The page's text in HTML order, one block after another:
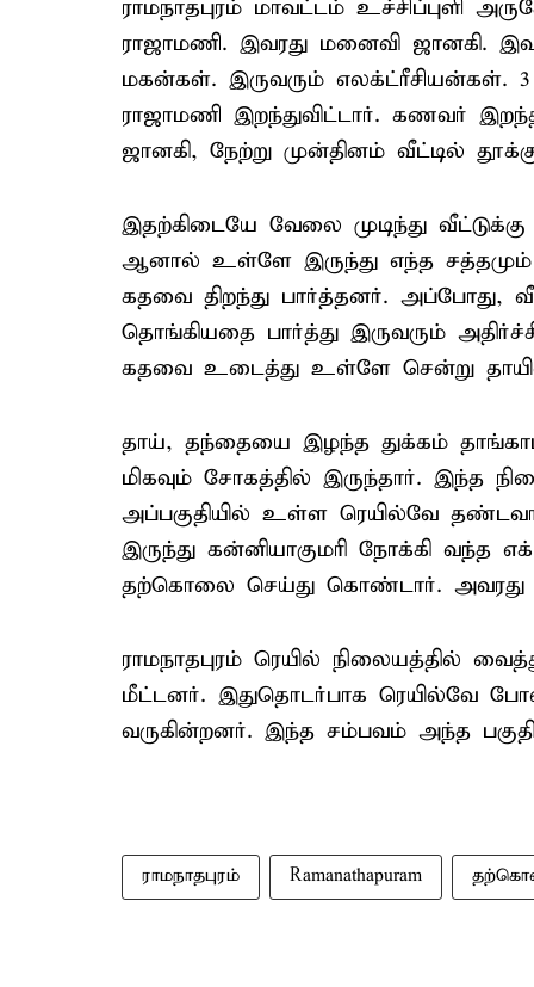
ராமநாதபுரம் மாவட்டம் உச்சிப்புளி
ராஜாமணி. இவரது மனைவி ஜானகி.
மகன்கள். இருவரும் எலக்ட்ரீசியன்கள்.
ராஜாமணி இறந்துவிட்டார். கணவர்
ஜானகி, நேற்று முன்தினம் வீட்டில்
இதற்கிடையே வேலை முடிந்து
ஆனால் உள்ளே இருந்து எந்த
கதவை திறந்து பார்த்தனர். அப்போது,
தொங்கியதை பார்த்து இருவரும்
கதவை உடைத்து உள்ளே சென்று
தாய், தந்தையை இழந்த துக்கம்
மிகவும் சோகத்தில் இருந்தார். இந்த
அப்பகுதியில் உள்ள ரெயில்வே
இருந்து கன்னியாகுமரி நோக்கி வந்த
தற்கொலை செய்து கொண்டார். அவரது
ராமநாதபுரம் ரெயில் நிலையத்தில்
மீட்டனர். இதுதொடர்பாக ரெயில்வே
வருகின்றனர். இந்த சம்பவம் அந்த
ராமநாதபுரம் Ramanathapuram